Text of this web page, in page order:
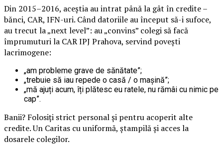
Din 2015–2016, aceștia au intrat până la gât în credite –
bănci, CAR, IFN-uri. Când datoriile au început să-i sufoce,
au trecut la „next level”: au „convins” colegi să facă
împrumuturi la CAR IPJ Prahova, servind povești
lacrimogene:
„am probleme grave de sănătate”;
„trebuie să iau repede o casă / o mașină”;
„mă ajuți acum, îți plătesc eu ratele, nu rămâi cu nimic pe
cap”.
Banii? Folosiți strict personal și pentru acoperit alte
credite. Un Caritas cu uniformă, ștampilă și acces la
dosarele colegilor.